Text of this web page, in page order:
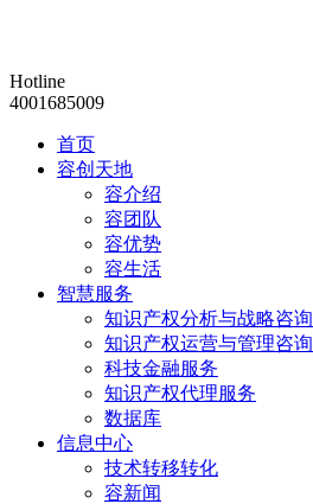
Hotline
4001685009
首页
容创天地
容介绍
容团队
容优势
容生活
智慧服务
知识产权分析与战略咨询
知识产权运营与管理咨询
科技金融服务
知识产权代理服务
数据库
信息中心
技术转移转化
容新闻